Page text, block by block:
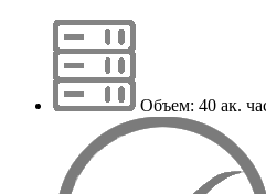
Объем: 40 ак.